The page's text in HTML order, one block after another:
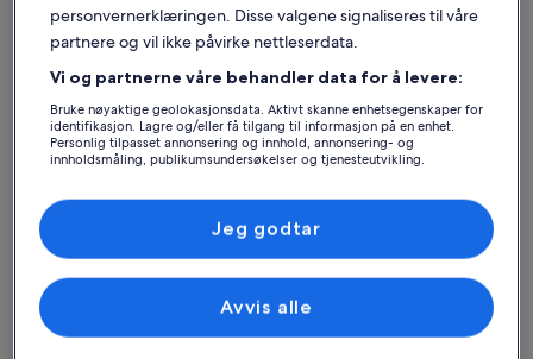
titt på våre private overnattingssteder for å finne noe som er midt i
blinken for deg. Uansett om du leier en feriebolig sammen med
barna dine, kjæledyret ditt eller vennegjengen, finner du
fasilitetene du trenger for å få fin ferie, for eksempel wi-fi og
basseng. Her finner du garantert et sted som passer for alle, med
for eksempel tilgjengelighetstilpasning og røykeforbud.
Finn det rette stedet for deg
Søk etter hus Søk etter leiligheter søk etter
personvernerklæringen. Disse valgene signaliseres til våre
partnere og vil ikke påvirke nettleserdata.
Vi og partnerne våre behandler data for å levere:
Bruke nøyaktige geolokasjonsdata. Aktivt skanne enhetsegenskaper for
identifikasjon. Lagre og/eller få tilgang til informasjon på en enhet.
Personlig tilpasset annonsering og innhold, annonsering- og
innholdsmåling, publikumsundersøkelser og tjenesteutvikling.
Avvis alle
Jeg godtar